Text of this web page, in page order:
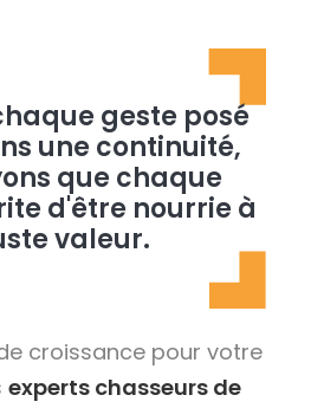
geste posé
une continuité,
que chaque
d'être nourrie à
valeur.
croissance pour votre
experts chasseurs de